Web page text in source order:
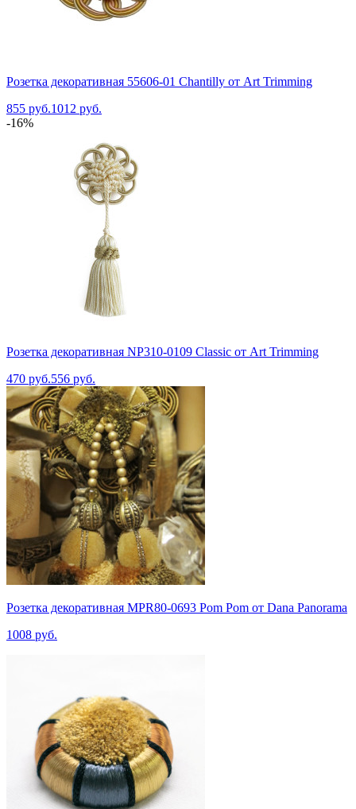
Розетка декоративная 55606-01 Chantilly от Art Trimming
855 руб.1012 руб.
-16%
Розетка декоративная NP310-0109 Classic от Art Trimming
470 руб.556 руб.
Розетка декоративная MPR80-0693 Pom Pom от Dana Panorama
1008 руб.